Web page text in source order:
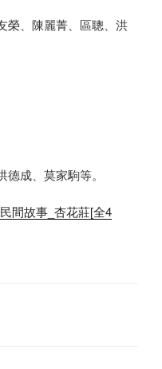
榮、陳麗菁、區聰、洪
成、莫家駒等。
間故事_杏花莊[全4